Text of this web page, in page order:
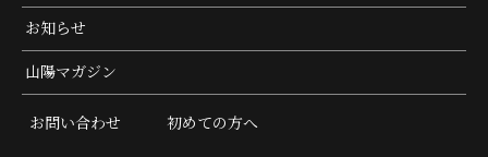
お知らせ
山陽マガジン
お問い合わせ 初めての方へ